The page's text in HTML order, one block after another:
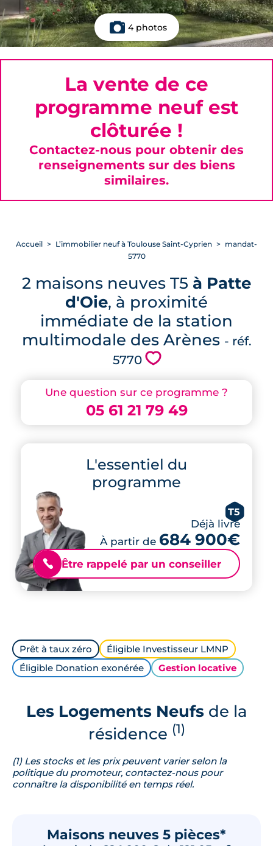
4 photos
Une question sur ce programme ?
05 61 21 79 49
L'essentiel du
programme
T5
Déjà livré
À partir de 684 900€
📞 Être rappelé par un conseiller
Accueil L’immobilier neuf à Toulouse Saint-Cyprien
mandat-
5770
2 maisons neuves T5 à Patte
d'Oie, à proximité
immédiate de la station
multimodale des Arènes - réf.
5770 💗
La vente de ce
programme neuf est
clôturée !
Contactez-nous pour obtenir des
renseignements sur des biens
similaires.
Prêt à taux zéro
Éligible Investisseur LMNP
Éligible Donation exonérée
Gestion locative
Les Logements Neufsde la
résidence (1)
(1) Les stocks et les prix peuvent varier selon la
politique du promoteur, contactez-nous pour
connaître la disponibilité en temps réel.
Maisons neuves 5 pièces*